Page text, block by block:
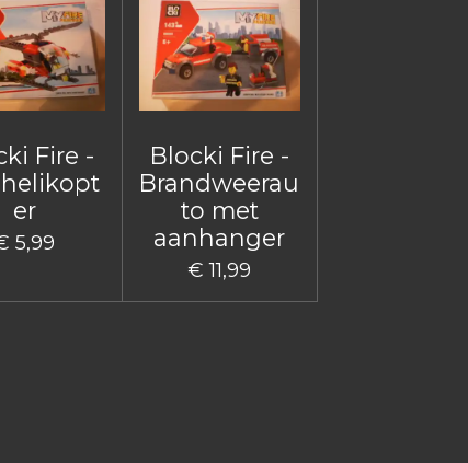
Fire -
er
5,99
Blocki Fire -
Brandweerau
to met
aanhanger
€ 11,99